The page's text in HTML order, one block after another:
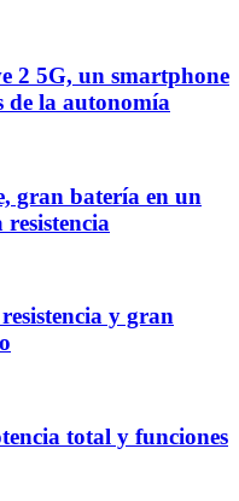
2 5G, un smartphone
de la autonomía
gran batería en un
y gran
total y funciones